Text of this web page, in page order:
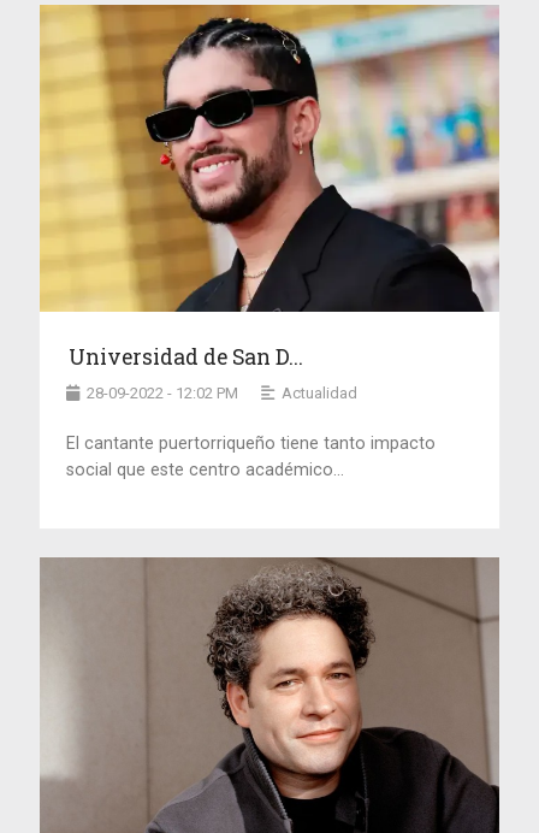
Universidad de San D...
28-09-2022 - 12:02 PM Actualidad
El cantante puertorriqueño tiene tanto impacto
social que este centro académico...